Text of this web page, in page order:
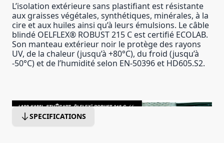
L’isolation extérieure sans plastifiant est résistante
aux graisses végétales, synthétiques, minérales, à la
cire et aux huiles ainsi qu’à leurs émulsions. Le câble
blindé OELFLEX® ROBUST 215 C est certifié ECOLAB.
Son manteau extérieur noir le protège des rayons
UV, de la chaleur (jusqu’à +80°C), du froid (jusqu’à
-50°C) et de l’humidité selon EN-50396 et HD605.S2.
SPECIFICATIONS